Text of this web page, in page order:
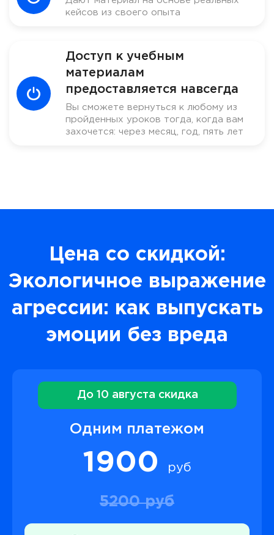
кейсов из своего опыта
Доступ к учебным
материалам
предоставляется навсегда
Вы сможете вернуться к любому из
пройденных уроков тогда, когда вам
захочется: через месяц, год, пять лет
Цена со скидкой:
Экологичное выражение
агрессии: как выпускать
эмоции без вреда
До 10 августа скидка
Одним платежом
1900 руб
5200 руб